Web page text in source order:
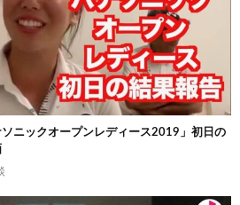
ニックオープンレディース2019」初日の